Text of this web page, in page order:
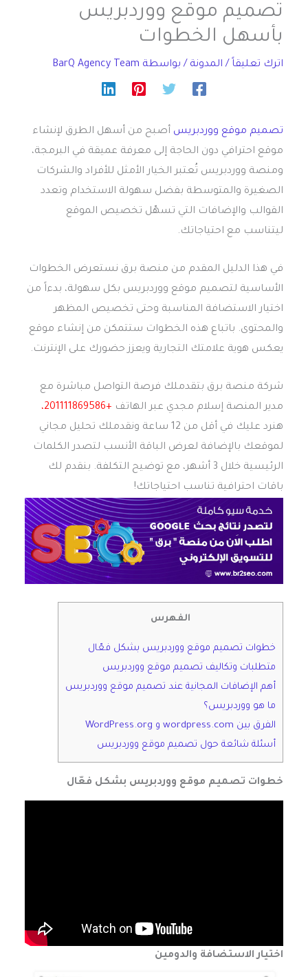
تصميم موقع ووردبريس
بأسهل الخطوات
اترك تعليقاً / المدونة / بواسطة BarQ Agency Team
تصميم موقع ووردبريس أصبح من أسهل الطرق لإنشاء
موقع احترافي دون الحاجة إلى معرفة عميقة في البرمجة،
ومنصة ووردبريس تُعتبر الخيار الأمثل للأفراد والشركات
الصغيرة والمتوسطة بفضل سهولة الاستخدام وتعدد
القوالب والإضافات التي تسهّل تخصيص الموقع
ليتناسب مع احتياجاتك.
في هذا الدليل المقدم من منصة برق نستعرض الخطوات
الأساسية لتصميم موقع ووردبريس بكل سهولة، بدءاً من
اختيار الاستضافة المناسبة وحتى تخصيص المظهر
والمحتوى. باتباع هذه الخطوات ستتمكن من إنشاء موقع
يعكس هوية علامتك التجارية ويعزز حضورك على الإنترنت.
شركة منصة برق بتقدملك فرصة التواصل مباشرة مع
مدير المنصة إسلام مجدي عبر الهاتف +201111869586،
هنرد عليك في أقل من 12 ساعة ونقدملك تحليل مجاني
لموقعك بالإضافة لعرض الباقة الأنسب لتصدر الكلمات
الرئيسية خلال 3 أشهر، مع توضيح التكلفة. بنقدم لك
باقات احترافية تناسب احتياجاتك!
الفهرس
خطوات تصميم موقع ووردبريس بشكل فعّال
متطلبات وتكاليف تصميم موقع ووردبريس
أهم الإضافات المجانية عند تصميم موقع ووردبريس
ما هو ووردبريس؟
الفرق بين wordpress.com و WordPress.org
أسئلة شائعة حول تصميم موقع ووردبريس
خطوات تصميم موقع ووردبريس بشكل فعّال
اختيار الاستضافة والدومين